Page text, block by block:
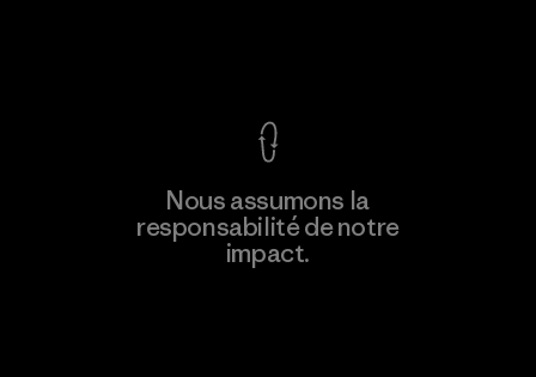
Nous assumons la
responsabilité de notre
impact.